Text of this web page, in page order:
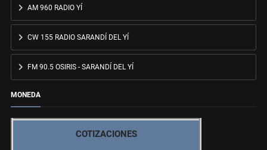
AM 960 RADIO YÍ
CW 155 RADIO SARANDÍ DEL YÍ
FM 90.5 OSIRIS - SARANDÍ DEL YÍ
MONEDA
COTIZACIONES